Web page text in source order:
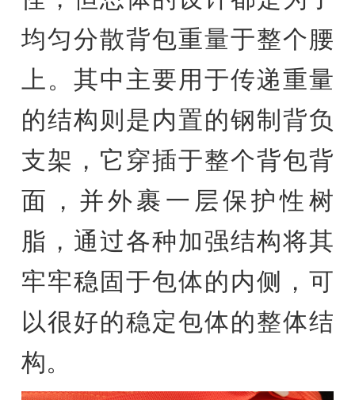
均匀分散背包重量于整个腰
上。其中主要用于传递重量
的结构则是内置的钢制背负
支架，它穿插于整个背包背
面，并外裹一层保护性树
脂，通过各种加强结构将其
牢牢稳固于包体的内侧，可
以很好的稳定包体的整体结
构。